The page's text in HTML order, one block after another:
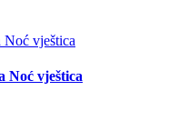
Noć vještica